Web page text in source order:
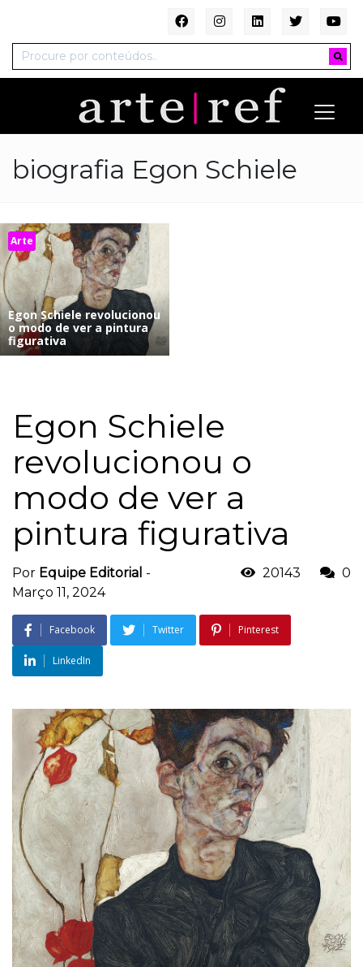
biografia Egon Schiele
Arte
Egon Schiele revolucionou
o modo de ver a pintura
figurativa
Egon Schiele
revolucionou o
modo de ver a
pintura figurativa
Por Equipe Editorial -
Março 11, 2024
20143 0
Facebook Twitter Pinterest
LinkedIn